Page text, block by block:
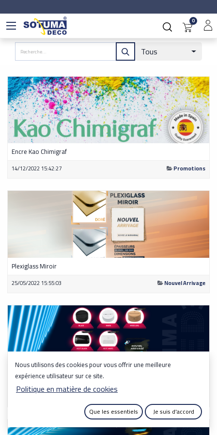
0
Tous
Encre Kao Chimigraf
14/12/2022 15:42:27 Promotions
Plexiglass Miroir
25/05/2022 15:55:03 Nouvel Arrivage
Veilleuse LED 3D
23/05/2022 19:08:57
Nous utilisons des cookies pour vous offrir une meilleure
expérience utilisateur sur ce site.
Politique en matière de cookies
Que les essentiels Je suis d'accord